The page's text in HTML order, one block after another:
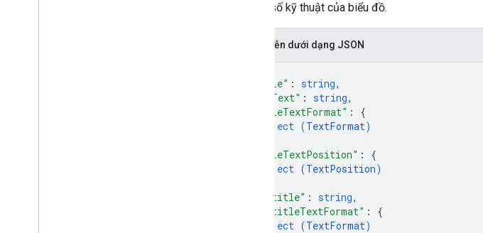
Thông số kỹ thuật của biểu đồ.
Biểu diễn dưới dạng JSON
"title" : string,
"altText" : string,
"titleTextFormat" : {
object (TextFormat)
"titleTextPosition" : {
object (TextPosition)
"subtitle" : string,
"subtitleTextFormat" : {
object (TextFormat)